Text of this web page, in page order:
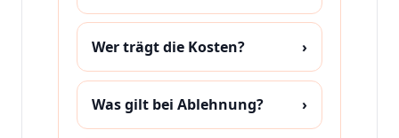
Wer trägt die Kosten? ›
Was gilt bei Ablehnung? ›